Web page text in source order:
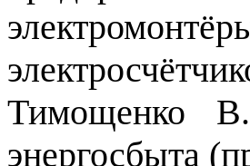
Тимощенко
энергосбыта